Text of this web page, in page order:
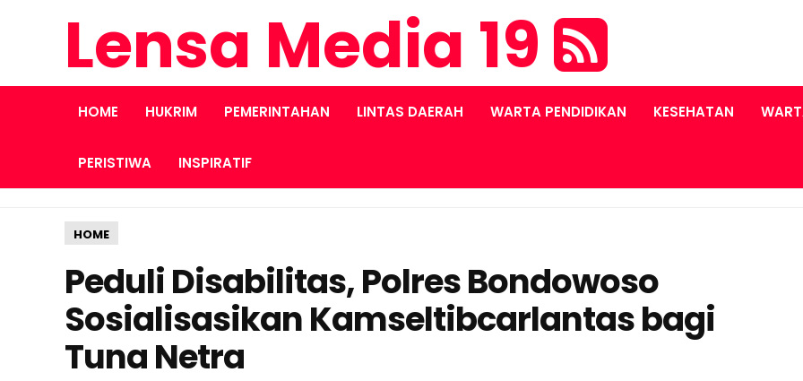
Lensa Media 19
HOME HUKRIM PEMERINTAHAN LINTAS DAERAH WARTA PENDIDIKAN KESEHATAN
PERISTIWA INSPIRATIF
HOME
Peduli Disabilitas, Polres Bondowoso
Sosialisasikan Kamseltibcarlantas bagi
Tuna Netra